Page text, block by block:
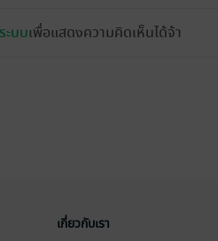
ะบบเพื่อแสดงความคิดเห็นได้จ้า
เกี่ยวกับเรา